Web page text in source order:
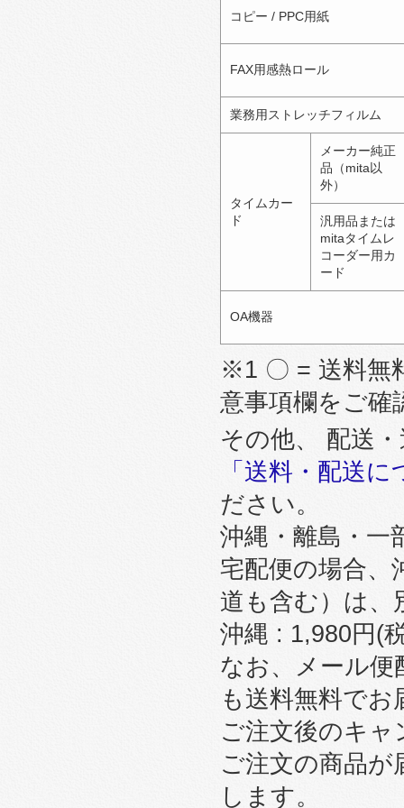
コピー / PPC用紙
FAX用感熱ロール
業務用ストレッチフィルム
タイムカー
ド
メーカー純正
品（mita以
外）
汎用品または
mitaタイムレ
コーダー用カ
ード
OA機器
※1 〇 = 送料無
意事項欄をご確
その他、 配送
「送料・配送
ださい。
沖縄・離島・一
宅配便の場合、
道も含む）は、
沖縄 : 1,980円(
なお、メール便
も送料無料で
ご注文後のキ
ご注文の商品
します。